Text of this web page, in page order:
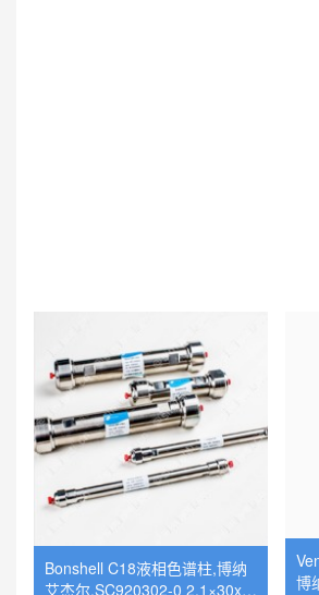
Bonshell C18液相色谱柱,博纳
博